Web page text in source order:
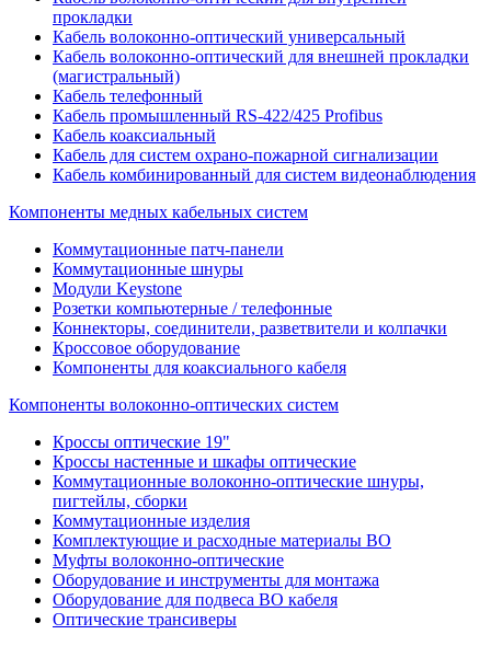
прокладки
Кабель волоконно-оптический универсальный
Кабель волоконно-оптический для внешней прокладки
(магистральный)
Кабель телефонный
Кабель промышленный RS-422/425 Profibus
Кабель коаксиальный
Кабель для систем охрано-пожарной сигнализации
Кабель комбинированный для систем видеонаблюдения
Компоненты медных кабельных систем
Коммутационные патч-панели
Коммутационные шнуры
Модули Keystone
Розетки компьютерные / телефонные
Коннекторы, соединители, разветвители и колпачки
Кроссовое оборудование
Компоненты для коаксиального кабеля
Компоненты волоконно-оптических систем
Кроссы оптические 19"
Кроссы настенные и шкафы оптические
Коммутационные волоконно-оптические шнуры,
пигтейлы, сборки
Коммутационные изделия
Комплектующие и расходные материалы ВО
Муфты волоконно-оптические
Оборудование и инструменты для монтажа
Оборудование для подвеса ВО кабеля
Оптические трансиверы